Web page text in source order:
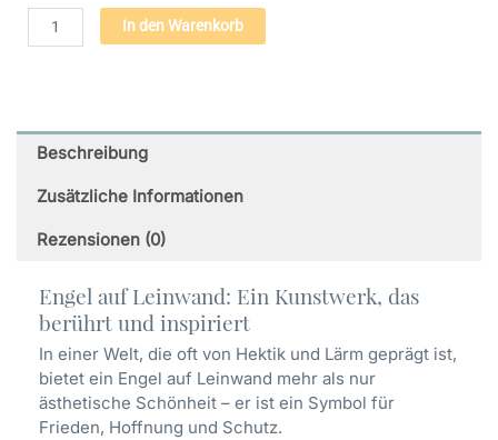
Engel
des
In den Warenkorb
Beschreibung
Zusätzliche Informationen
Rezensionen (0)
Engel auf Leinwand: Ein Kunstwerk, das
berührt und inspiriert
In einer Welt, die oft von Hektik und Lärm geprägt ist,
bietet ein Engel auf Leinwand mehr als nur
ästhetische Schönheit – er ist ein Symbol für
Frieden, Hoffnung und Schutz.